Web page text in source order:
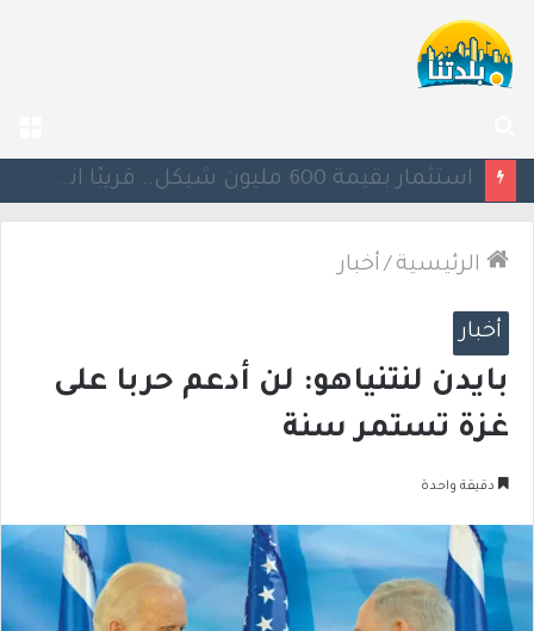
عن
الرئيسية / أخبار
أخبار
بايدن لنتنياهو: لن أدعم حربا على
غزة تستمر سنة
دقيقة واحدة